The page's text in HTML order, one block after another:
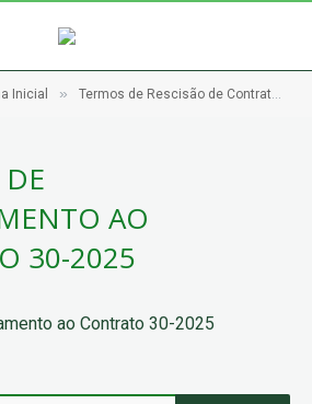
Inicial » Termos de Rescisão de Contratos e Apostilamentos
AO
30-2025
ao Contrato 30-2025